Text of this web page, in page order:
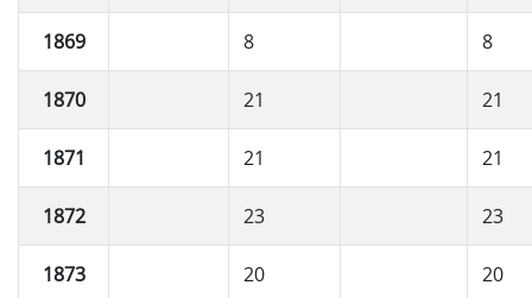
1869 8 8
1870 21 21
1871 21 21
1872 23 23
1873 20 20